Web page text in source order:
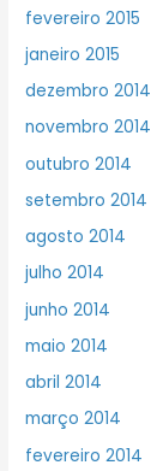
fevereiro 2015
janeiro 2015
dezembro 2014
novembro 2014
outubro 2014
setembro 2014
agosto 2014
julho 2014
junho 2014
maio 2014
abril 2014
março 2014
fevereiro 2014